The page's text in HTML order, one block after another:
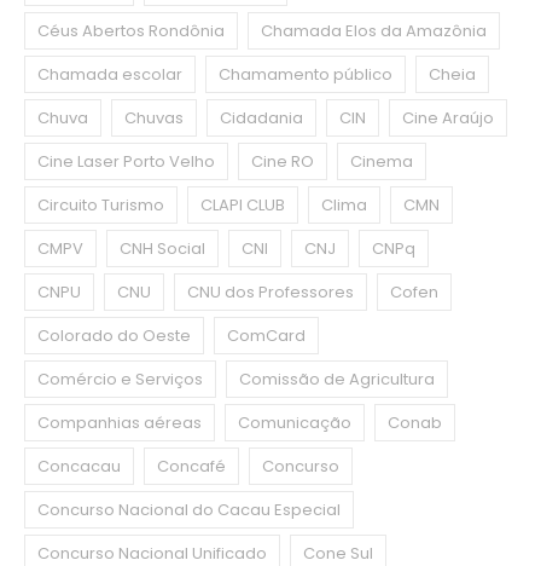
Céus Abertos Rondônia
Chamada Elos da Amazônia
Chamada escolar
Chamamento público
Cheia
Chuva
Chuvas Cidadania CIN
Cine Araújo
Cine Laser Porto Velho
Cine RO
Cinema
Circuito Turismo
CLAPI CLUB Clima
CMN
CMPV
CNH Social CNI CNJ
CNPq
CNPU
CNU CNU dos Professores
Cofen
Colorado do Oeste
ComCard
Comércio e Serviços
Comissão de Agricultura
Companhias aéreas
Comunicação
Conab
Concacau
Concafé
Concurso
Concurso Nacional do Cacau Especial
Concurso Nacional Unificado
Cone Sul